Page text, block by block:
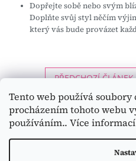
Tento web používá soubory
procházením tohoto webu
používáním.. Více informací
Dopřejte sobě nebo svým
Doplňte svůj styl něčím
který vás bude provázet
PŘEDCHOZÍ ČLÁNEK
Copyright 2026Dárky pro
Design šablony vytvořil